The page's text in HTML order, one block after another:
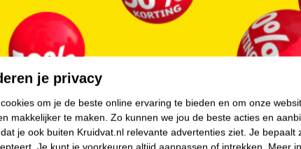
je privacy
om je de beste online ervaring te bieden en om onze
makkelijker te maken. Zo kunnen we jou de beste acties en
je ook buiten Kruidvat.nl relevante advertenties ziet. Je bepaalt
Je kunt je voorkeuren altijd aanpassen of intrekken. Meer